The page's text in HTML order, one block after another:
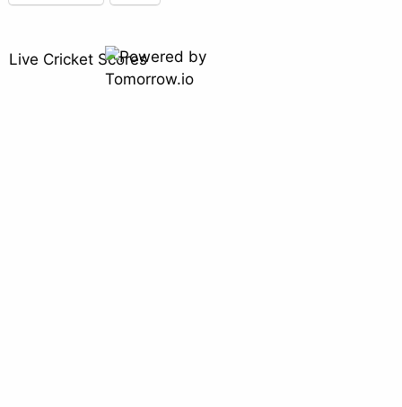
Live Cricket Scores